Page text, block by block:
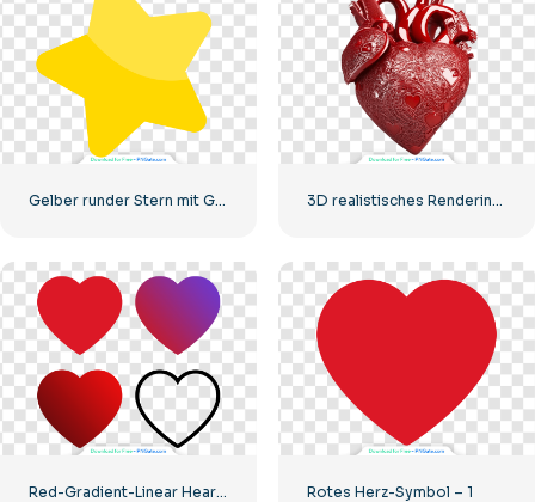
Gelber runder Stern mit Glanz 3D realistisches Rendering Rotes Herz – 1
Rotes Herz-Symbol – 1